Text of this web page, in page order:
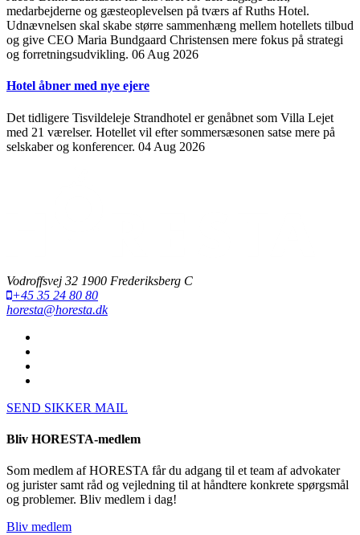
medarbejderne og gæsteoplevelsen på tværs af Ruths Hotel.
Udnævnelsen skal skabe større sammenhæng mellem hotellets tilbud
og give CEO Maria Bundgaard Christensen mere fokus på strategi
og forretningsudvikling. 06 Aug 2026
Hotel åbner med nye ejere
Det tidligere Tisvildeleje Strandhotel er genåbnet som Villa Lejet
med 21 værelser. Hotellet vil efter sommersæsonen satse mere på
selskaber og konferencer. 04 Aug 2026
Vodroffsvej 32 1900 Frederiksberg C
+45 35 24 80 80
horesta@horesta.dk
SEND SIKKER MAIL
Bliv HORESTA-medlem
Som medlem af HORESTA får du adgang til et team af advokater
og jurister samt råd og vejledning til at håndtere konkrete spørgsmål
og problemer. Bliv medlem i dag!
Bliv medlem